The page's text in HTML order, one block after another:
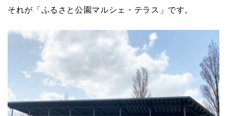
それが「ふるさと公園マルシェ・テラス」です。